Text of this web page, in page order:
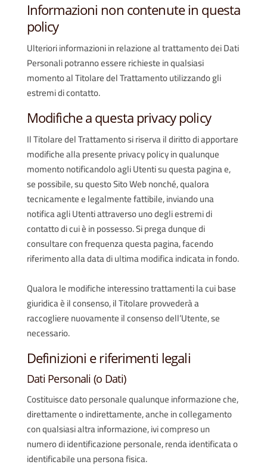
Informazioni non contenute in questa
policy
Ulteriori informazioni in relazione al trattamento dei Dati
Personali potranno essere richieste in qualsiasi
momento al Titolare del Trattamento utilizzando gli
estremi di contatto.
Modifiche a questa privacy policy
Il Titolare del Trattamento si riserva il diritto di apportare
modifiche alla presente privacy policy in qualunque
momento notificandolo agli Utenti su questa pagina e,
se possibile, su questo Sito Web nonché, qualora
tecnicamente e legalmente fattibile, inviando una
notifica agli Utenti attraverso uno degli estremi di
contatto di cui è in possesso. Si prega dunque di
consultare con frequenza questa pagina, facendo
riferimento alla data di ultima modifica indicata in fondo.
Qualora le modifiche interessino trattamenti la cui base
giuridica è il consenso, il Titolare provvederà a
raccogliere nuovamente il consenso dell’Utente, se
necessario.
Definizioni e riferimenti legali
Dati Personali (o Dati)
Costituisce dato personale qualunque informazione che,
direttamente o indirettamente, anche in collegamento
con qualsiasi altra informazione, ivi compreso un
numero di identificazione personale, renda identificata o
identificabile una persona fisica.